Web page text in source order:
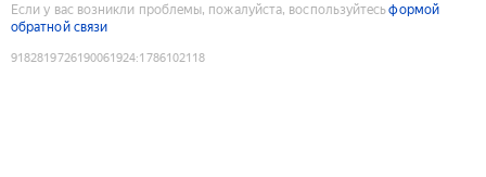
Если у вас возникли проблемы, пожалуйста, воспользуйтесьформой
обратной связи
9182819726190061924:1786102118